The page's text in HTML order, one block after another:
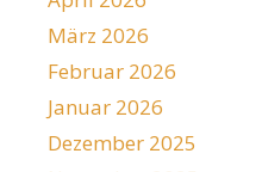
März 2026
Februar 2026
Januar 2026
Dezember 2025